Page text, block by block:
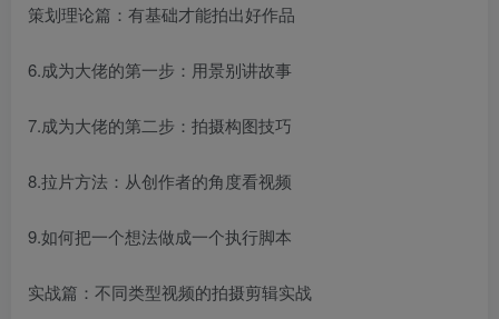
策划理论篇：有基础才能拍出好作品
6.成为大佬的第一步：用景别讲故事
7.成为大佬的第二步：拍摄构图技巧
8.拉片方法：从创作者的角度看视频
9.如何把一个想法做成一个执行脚本
实战篇：不同类型视频的拍摄剪辑实战